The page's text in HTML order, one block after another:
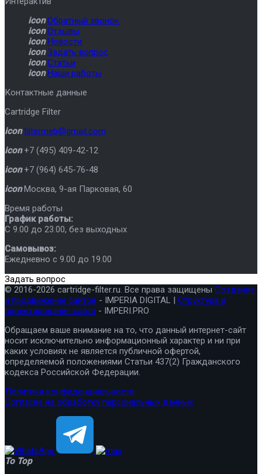
icon Обратный звонок
icon Отзывы
icon Новости
icon Задать вопрос
icon Статьи
icon Наши работы
Контактные данные
Cartridge Filter
icon filtermeb@gmail.com
icon +7 (495) 409-42-12
icon +7 (964) 645-76-48
icon Москва, 9-ая Парковая, 60
Время работы
График работы:
C 9.00 до 23.00, без выходных
Самовывоз:
Ежедневно с 9.00 до 19.00
Задать вопрос
© 2016-2026 cartridge-filter.ru. Все права защищены Создание
и продвижение сайтов - IMPERIA DIGITAL | Структура и
проектирование сайта - IMPERI.PRO
Обращаем ваше внимание на то, что данный интернет-сайт
носит исключительно информационный характер и ни при
каких условиях не является публичной офертой,
определяемой положениями Статьи 437(2) Гражданского
кодекса Российской Федерации.
Политика конфиденциальности
Согласие на обработку персональных данных
To Top